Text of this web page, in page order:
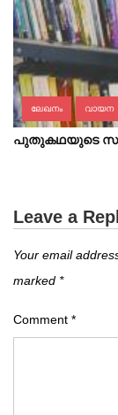
ലേഖനം വായന
പുതുകഥയുടെ
Leave a
Your email
marked *
Comment *